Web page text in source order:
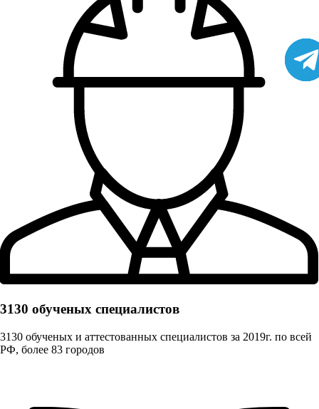
3130 обученых cпециалистов
3130 обученых и аттестованных специалистов за 2019г. по всей
РФ, более 83 городов